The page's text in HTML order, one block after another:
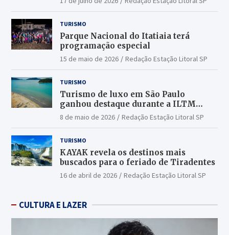
TURISMO
Parque Nacional do Itatiaia terá
programação especial
15 de maio de 2026 Redação Estação Litoral SP
TURISMO
Turismo de luxo em São Paulo
ganhou destaque durante a ILTM
Latin America 2026
8 de maio de 2026 Redação Estação Litoral SP
TURISMO
KAYAK revela os destinos mais
buscados para o feriado de Tiradentes
16 de abril de 2026 Redação Estação Litoral SP
CULTURA E LAZER